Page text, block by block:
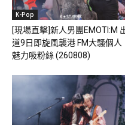
K-Pop
[現場直擊]新人男團EMOTI:M
道9日即旋風襲港 FM大騷個人
魅力吸粉絲 (260808)